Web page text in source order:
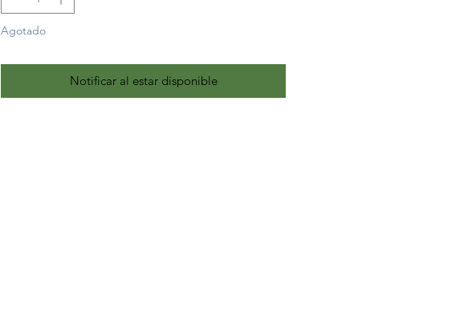
Agotado
Notificar al estar disponible